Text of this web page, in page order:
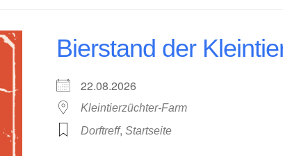
Bierstand der
22.08.2026
Kleintierzüchter-Farm
Dorftreff,Startseite